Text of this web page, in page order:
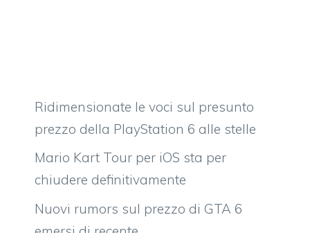
Ridimensionate le voci sul presunto
prezzo della PlayStation 6 alle stelle
Mario Kart Tour per iOS sta per
chiudere definitivamente
Nuovi rumors sul prezzo di GTA 6